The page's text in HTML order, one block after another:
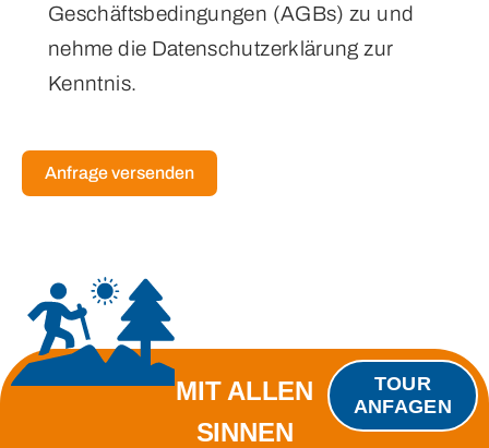
Geschäftsbedingungen (AGBs) zu und
nehme die Datenschutzerklärung zur
Kenntnis.
Anfrage versenden
MIT ALLEN
SINNEN
TOUR
ANFAGEN